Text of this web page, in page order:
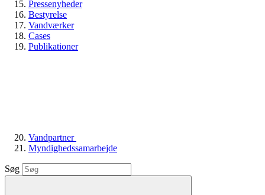
Pressenyheder
Bestyrelse
Vandværker
Cases
Publikationer
Vandpartner
Myndighedssamarbejde
Søg